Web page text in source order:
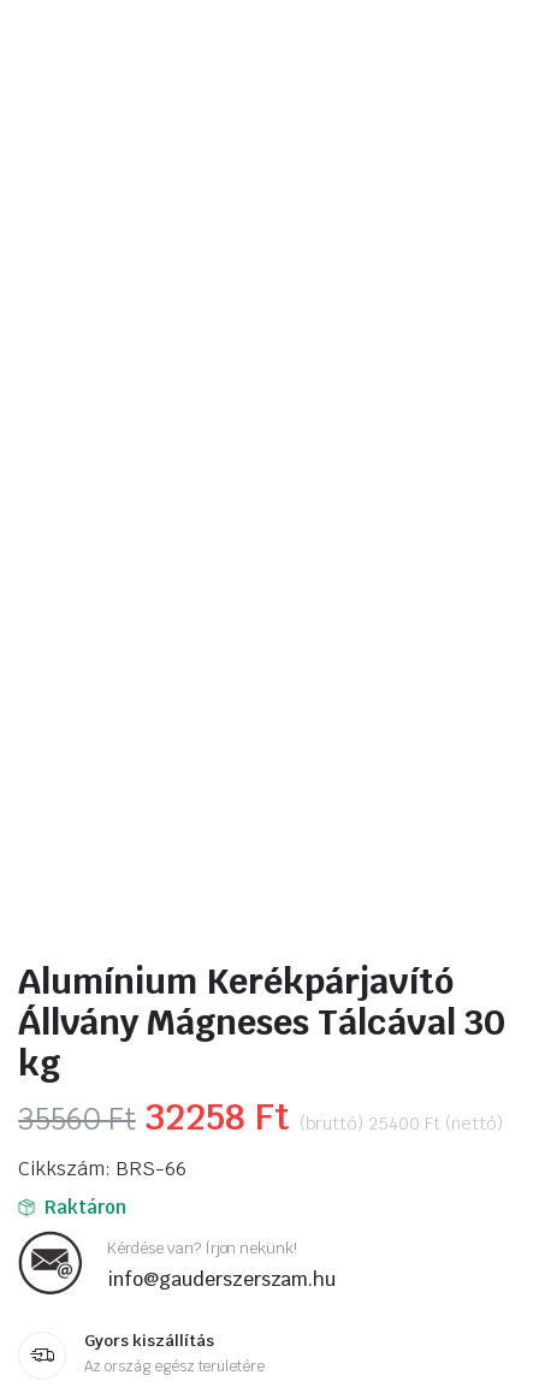
Alumínium Kerékpárjavító
Állvány Mágneses Tálcával 30
kg
35560Ft Original
price
35560 Ft.
32258 Ft Current
32258 Ft.
(bruttó) 25400 Ft (nettó)
Cikkszám: BRS-66
Raktáron
Kérdése van? Írjon nekünk!
info@gauderszerszam.hu
Gyors kiszállítás
Az ország egész területére